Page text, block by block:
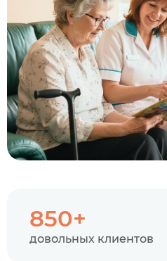
850+
довольных клиентов